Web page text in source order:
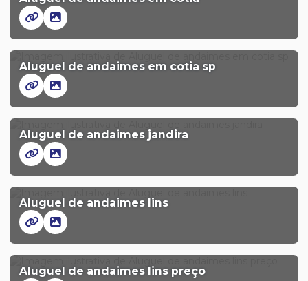
Aluguel de andaimes em cotia sp
Aluguel de andaimes jandira
Aluguel de andaimes lins
Aluguel de andaimes lins preço